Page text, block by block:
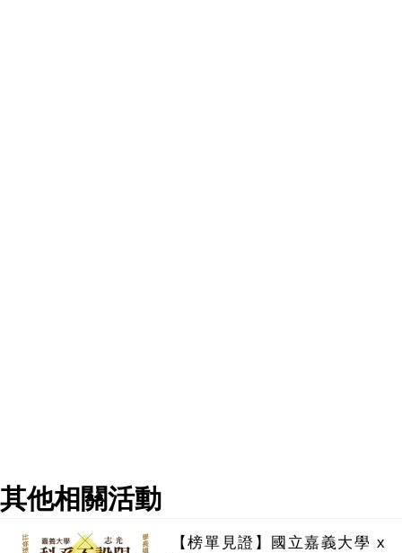
其他相關活動
【榜單見證】國立嘉義大學 x